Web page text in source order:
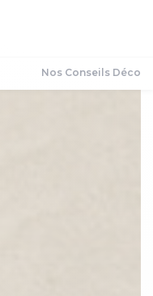
Nos Conseils Déco